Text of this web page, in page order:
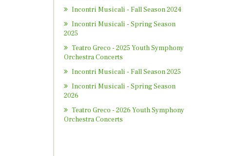
Incontri Musicali - Fall Season 2024
Incontri Musicali - Spring Season
2025
Teatro Greco - 2025 Youth Symphony
Orchestra Concerts
Incontri Musicali - Fall Season 2025
Incontri Musicali - Spring Season
2026
Teatro Greco - 2026 Youth Symphony
Orchestra Concerts